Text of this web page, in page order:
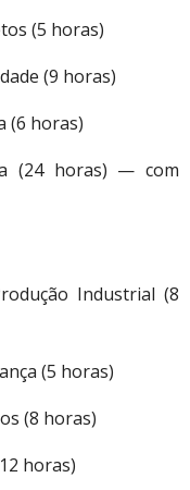
(5 horas)
(9 horas)
(6 horas)
(24 horas) — com
Industrial (8
(5 horas)
(8 horas)
horas)